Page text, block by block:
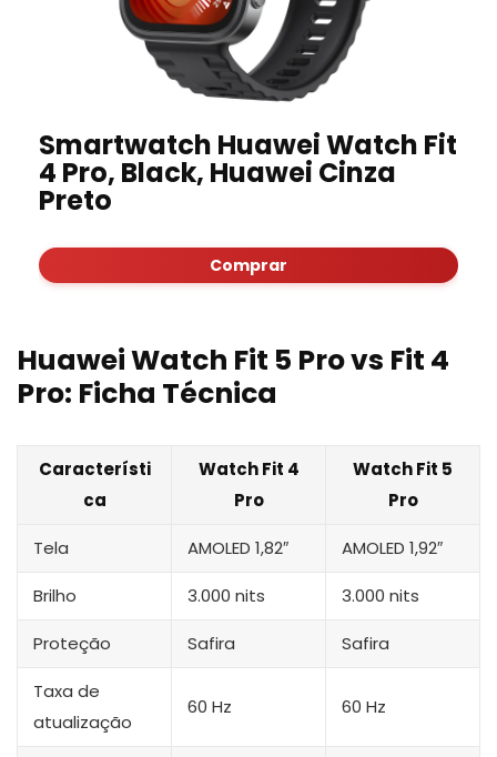
Smartwatch Huawei Watch Fit
4 Pro, Black, Huawei Cinza
Preto
Comprar
Huawei Watch Fit 5 Pro vs Fit 4
Pro: Ficha Técnica
Característi
ca
Watch Fit 4
Pro
Watch Fit 5
Pro
Tela AMOLED 1,82″ AMOLED 1,92″
Brilho 3.000 nits 3.000 nits
Proteção Safira Safira
Taxa de
atualização
60 Hz 60 Hz